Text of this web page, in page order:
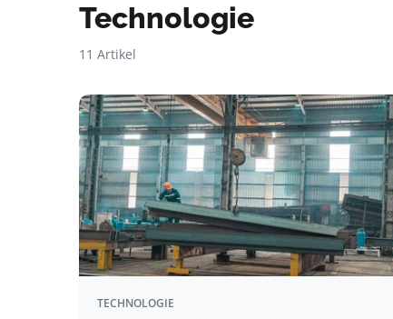
Technologie
11 Artikel
TECHNOLOGIE